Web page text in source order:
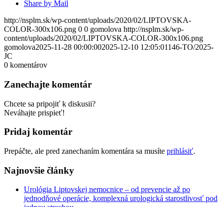
Share by Mail
http://nsplm.sk/wp-content/uploads/2020/02/LIPTOVSKA-
COLOR-300x106.png 0 0 gomolova http://nsplm.sk/wp-
content/uploads/2020/02/LIPTOVSKA-COLOR-300x106.png
gomolova2025-11-28 00:00:002025-12-10 12:05:01146-TO/2025-
JC
0 komentárov
Zanechajte komentár
Chcete sa pripojiť k diskusii?
Neváhajte prispieť!
Pridaj komentár
Prepáčte, ale pred zanechaním komentára sa musíte prihlásiť.
Najnovšie články
Urológia Liptovskej nemocnice – od prevencie až po
jednodňové operácie, komplexná urologická starostlivosť pod